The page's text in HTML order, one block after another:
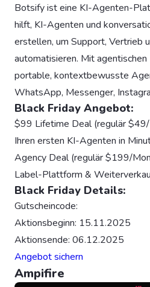
Botsify ist eine KI-Agenten-
hilft, KI-Agenten und
erstellen, um Support, Vertrieb
automatisieren. Mit agentischen
portable, kontextbewusste
WhatsApp, Messenger,
Black Friday Angebot:
$99 Lifetime Deal (regulär
Ihren ersten KI-Agenten in
Agency Deal (regulär $199/
Label-Plattform &
Black Friday Details:
Gutscheincode:
Aktionsbeginn: 15.11.2025
Aktionsende: 06.12.2025
Angebot sichern
Ampifire